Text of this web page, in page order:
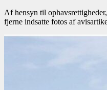
Af hensyn til
fjerne indsatte fotos af